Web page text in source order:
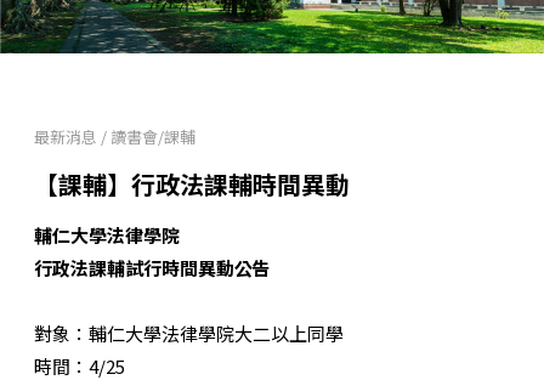
最新消息 / 讀書會/課輔
【課輔】行政法課輔時間異動
輔仁大學法律學院
行政法課輔試行時間異動公告
對象：輔仁大學法律學院大二以上同學
時間：4/25